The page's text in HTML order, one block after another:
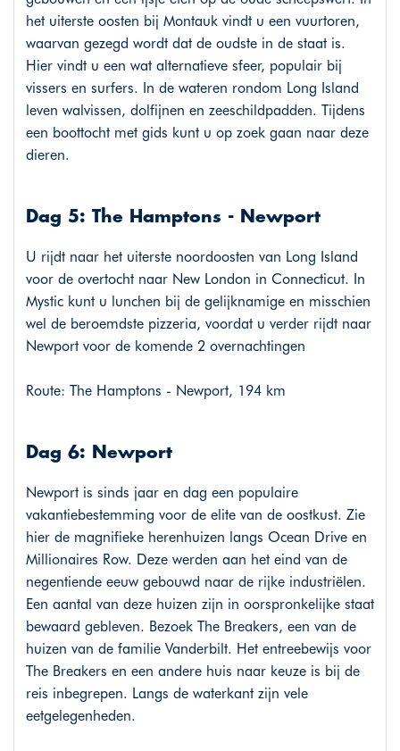
het uiterste oosten bij Montauk vindt u een vuurtoren,
waarvan gezegd wordt dat de oudste in de staat is.
Hier vindt u een wat alternatieve sfeer, populair bij
vissers en surfers. In de wateren rondom Long Island
leven walvissen, dolfijnen en zeeschildpadden. Tijdens
een boottocht met gids kunt u op zoek gaan naar deze
dieren.
Dag 5: The Hamptons - Newport
U rijdt naar het uiterste noordoosten van Long Island
voor de overtocht naar New London in Connecticut. In
Mystic kunt u lunchen bij de gelijknamige en misschien
wel de beroemdste pizzeria, voordat u verder rijdt naar
Newport voor de komende 2 overnachtingen
Route: The Hamptons - Newport, 194 km
Dag 6: Newport
Newport is sinds jaar en dag een populaire
vakantiebestemming voor de elite van de oostkust. Zie
hier de magnifieke herenhuizen langs Ocean Drive en
Millionaires Row. Deze werden aan het eind van de
negentiende eeuw gebouwd naar de rijke industriëlen.
Een aantal van deze huizen zijn in oorspronkelijke staat
bewaard gebleven. Bezoek The Breakers, een van de
huizen van de familie Vanderbilt. Het entreebewijs voor
The Breakers en een andere huis naar keuze is bij de
reis inbegrepen. Langs de waterkant zijn vele
eetgelegenheden.